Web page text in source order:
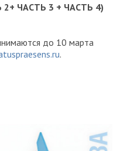
ЧАСТЬ 3 + ЧАСТЬ 4)
до 10 марта
.